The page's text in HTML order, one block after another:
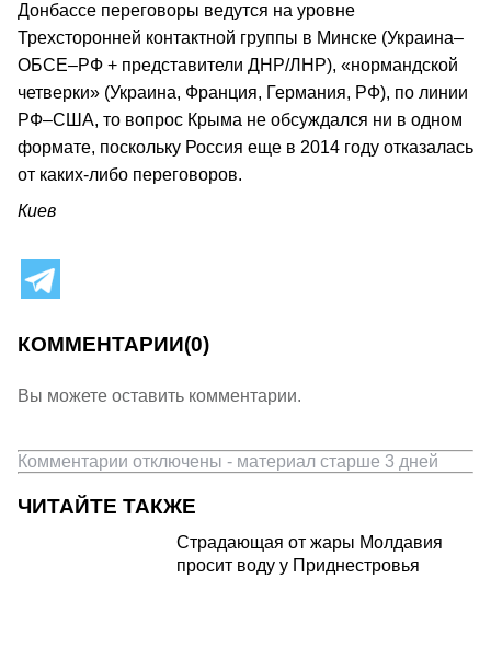
Донбассе переговоры ведутся на уровне
Трехсторонней контактной группы в Минске (Украина–
ОБСЕ–РФ + представители ДНР/ЛНР), «нормандской
четверки» (Украина, Франция, Германия, РФ), по линии
РФ–США, то вопрос Крыма не обсуждался ни в одном
формате, поскольку Россия еще в 2014 году отказалась
от каких-либо переговоров.
Киев
КОММЕНТАРИИ(0)
Вы можете оставить комментарии.
Комментарии отключены - материал старше 3 дней
ЧИТАЙТЕ ТАКЖЕ
Страдающая от жары Молдавия
просит воду у Приднестровья